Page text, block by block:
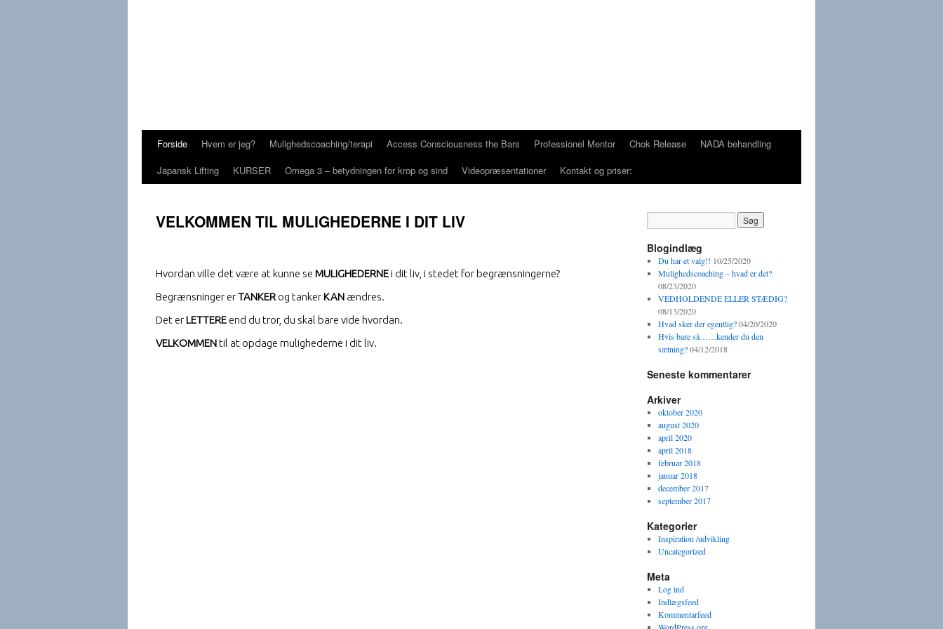
HopForside Hvem er jeg? Mulighedscoaching/terapi Access Consciousness the Bars Professionel Mentor Chok Release
NADA behandling
Japansk Lifting
KURSER Omega 3 – betydningen for krop og sind Videopræsentationer Kontakt og priser:
VELKOMMEN TIL MULIGHEDERNE I DIT LIV
Hvordan ville det være at kunne se MULIGHEDERNEi dit liv, i stedet for begrænsningerne?
Begrænsninger erTANKER og tankerKAN ændres.
Det erLETTERE end du tror, du skal bare vide hvordan.
VELKOMMENtil at opdage mulighederne i dit liv.
Blogindlæg
Du har et valg!! 10/25/2020
Mulighedscoaching – hvad er det?
08/23/2020
VEDHOLDENDE ELLER STÆDIG?
08/13/2020
Hvad sker der egentlig? 04/20/2020
Hvis bare så……kender du den
sætning? 04/12/2018
Seneste kommentarer
Arkiver
oktober 2020
august 2020
april 2020
april 2018
februar 2018
januar 2018
december 2017
september 2017
Kategorier
Inspiration /udvikling
Uncategorized
Meta
Log ind
Indlægsfeed
Kommentarfeed